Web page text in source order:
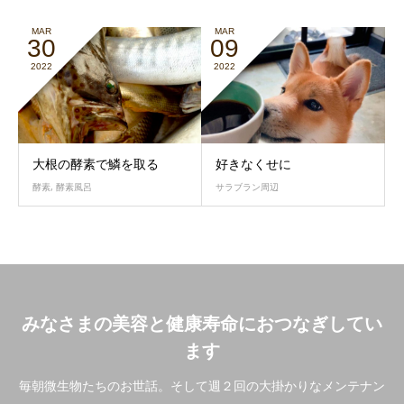
MAR
30
2022
大根の酵素で鱗を取る
酵素, 酵素風呂
MAR
09
2022
好きなくせに
サラブラン周辺
みなさまの美容と健康寿命におつなぎしてい
ます
毎朝微生物たちのお世話。そして週２回の大掛かりなメンテナン